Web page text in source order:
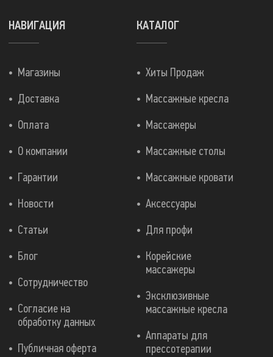
КАТАЛОГ
Хиты Продаж
Массажные кресла
Массажеры
Массажные столы
Массажные кровати
Аксессуары
Для профи
Корейские
массажеры
Эксклюзивные
массажные кресла
Аппараты для
прессотерапии
НАВИГАЦИЯ
Магазины
Доставка
Оплата
О компании
Гарантии
Новости
Статьи
Блог
Сотрудничество
Согласие на
обработку данных
Публичная оферта